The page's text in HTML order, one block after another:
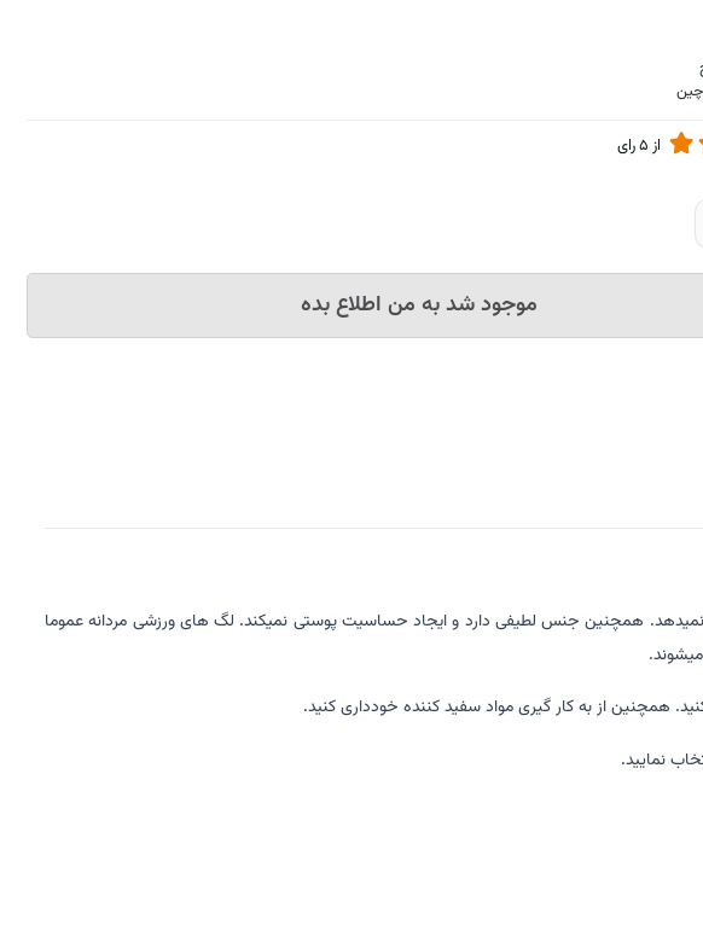
چین
از 5رای
موجود شد به من اطلاع بده
همچنین جنس لطیفی دارد و ایجاد حساسیت پوستی نمیکند. لگ های ورزشی مردانه عموما
نمایید.